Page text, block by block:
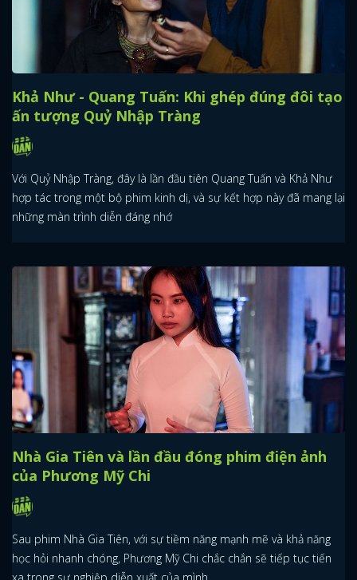
Khả Như - Quang Tuấn: Khi ghép đúng đôi tạo
ấn tượng Quỷ Nhập Tràng
Với Quỷ Nhập Tràng, đây là lần đầu tiên Quang Tuấn và Khả Như
hợp tác trong một bộ phim kinh dị, và sự kết hợp này đã mang lại
những màn trình diễn đáng nhớ
Nhà Gia Tiên và lần đầu đóng phim điện ảnh
của Phương Mỹ Chi
Sau phim Nhà Gia Tiên, với sự tiềm năng mạnh mẽ và khả năng
học hỏi nhanh chóng, Phương Mỹ Chi chắc chắn sẽ tiếp tục tiến